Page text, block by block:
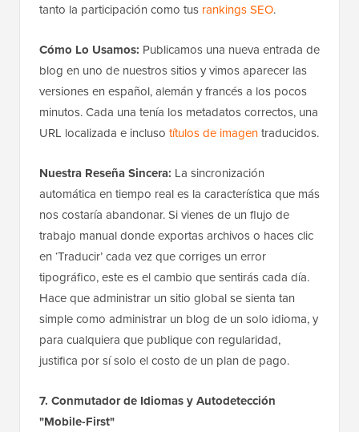
tanto la participación como tus rankings SEO.
Cómo Lo Usamos: Publicamos una nueva entrada de
blog en uno de nuestros sitios y vimos aparecer las
versiones en español, alemán y francés a los pocos
minutos. Cada una tenía los metadatos correctos, una
URL localizada e incluso títulos de imagentraducidos.
Nuestra Reseña Sincera: La sincronización
automática en tiempo real es la característica que más
nos costaría abandonar. Si vienes de un flujo de
trabajo manual donde exportas archivos o haces clic
en ‘Traducir’ cada vez que corriges un error
tipográfico, este es el cambio que sentirás cada día.
Hace que administrar un sitio global se sienta tan
simple como administrar un blog de un solo idioma, y
para cualquiera que publique con regularidad,
justifica por sí solo el costo de un plan de pago.
7. Conmutador de Idiomas y Autodetección
"Mobile-First"